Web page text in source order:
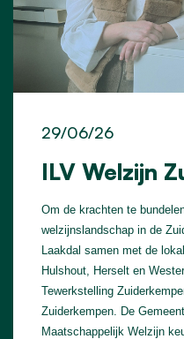
ILV Welzijn
29/06/26
Om de krachten te
welzijnslandschap in de
Laakdal samen met de
Hulshout, Herselt en
Tewerkstelling
Zuiderkempen. De
Maatschappelijk Welzijn